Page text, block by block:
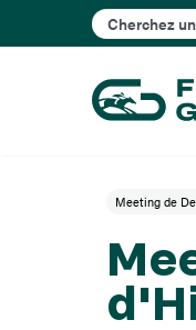
Meeting de